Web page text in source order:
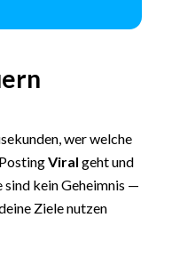
wer welche
Viral geht und
kein Geheimnis —
Ziele nutzen